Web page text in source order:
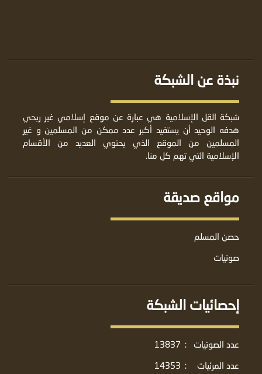
نبذة عن الشبكة
شبكة القل الإسلامية هي عبارة عن موقع إسلامي غير ربحي
هدفه الوحيد أن يستفيد أكبر عدد ممكن من المسلمين و غير
المسلمين من الموقع الذي يحتوي العديد من الأقسام
الإسلامية التي تهم كل منا.
مواقع صديقة
حصن المسلم
صوتيات
إحصائيات الشبكة
عدد الصوتيات :
13837
عدد المرئيات
:
14353